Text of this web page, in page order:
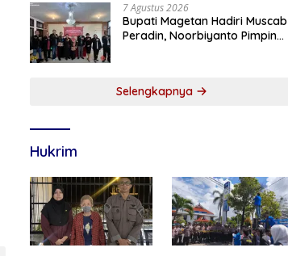
7 Agustus 2026
Bupati Magetan Hadiri Muscab
Peradin, Noorbiyanto Pimpin
Selengkapnya
Hukrim